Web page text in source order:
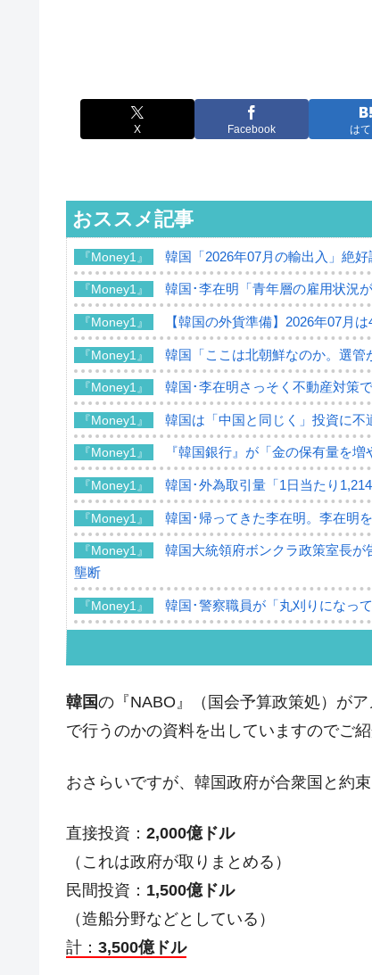
X Facebook は
おススメ記事
『Money1』 韓国「2026年07月の輸出入」絶
『Money1』 韓国･李在明「青年層の雇用状況
『Money1』 【韓国の外貨準備】2026年07月
『Money1』 韓国「ここは北朝鮮なのか。選管
『Money1』 韓国･李在明さっそく不動産対策で
『Money1』 韓国は「中国と同じく」投資に不
『Money1』 『韓国銀行』が「金の保有量を
『Money1』 韓国･外為取引量「1日当たり
『Money1』 韓国･帰ってきた李在明。李在明
『Money1』
韓国大統領府ボンクラ政策室長
壟断
『Money1』 韓国･警察職員が「丸刈りになって
韓国製造業「半導体絶好調」の
『Money1』 【米韓激突案件】韓国消費者院
『Money1』 韓国で猛暑。南東部では干ばつ
『Money1』
韓国政府『BYD』車への補助金
1.9倍！
『Money1』
在韓米国大使スティールが着韓！
ドを掲げる「在韓反米勢力」
『Money1』 韓国政府「2035年までに18.4GW
韓国の『NABO』（国会予算政策処）が
で行うのかの資料を出していますのでご紹
おさらいですが、韓国政府が合衆国と約束
直接投資： 2,000億ドル
（これは政府が取りまとめる）
民間投資： 1,500億ドル
（造船分野などとしている）
計： 3,500億ドル